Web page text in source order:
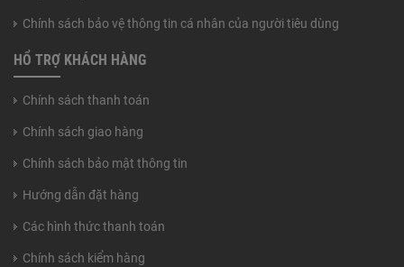
Chính sách bảo vệ thông tin cá nhân của người tiêu dùng
HỔ TRỢ KHÁCH HÀNG
Chính sách thanh toán
Chính sách giao hàng
Chính sách bảo mật thông tin
Hướng dẫn đặt hàng
Các hình thức thanh toán
Chính sách kiểm hàng